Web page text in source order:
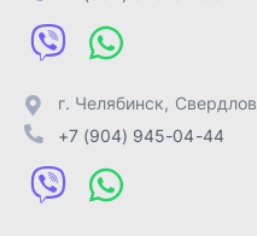
ИП Лахтачёв О.В.
Разработка -